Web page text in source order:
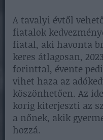
A tavalyi évtől
fiatalok
fiatal, aki havonta
keres átlagosan,
forinttal, évente
vihet haza az
köszönhetően. Az
korig kiterjeszti az
a nőnek, akik
hozzá.